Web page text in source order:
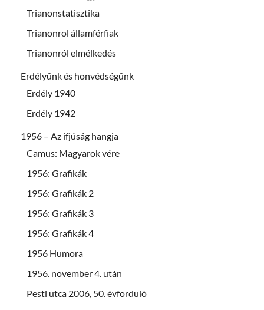
Trianonstatisztika
Trianonrol államférfiak
Trianonról elmélkedés
Erdélyünk és honvédségünk
Erdély 1940
Erdély 1942
1956 – Az ifjúság hangja
Camus: Magyarok vére
1956: Grafikák
1956: Grafikák 2
1956: Grafikák 3
1956: Grafikák 4
1956 Humora
1956. november 4. után
Pesti utca 2006, 50. évforduló